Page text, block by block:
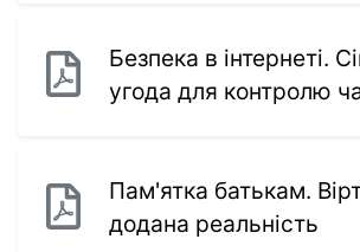
Безпека в інтернеті.
угода для контролю
Пам'ятка батькам.
додана реальність